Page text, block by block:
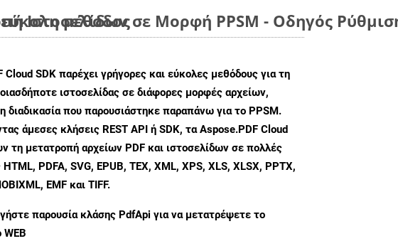
μέθοδος
Ιστοσελίδων σε Μορφή PPSM - Οδηγός
Cloud SDK παρέχει γρήγορες και εύκολες μεθόδους για τη
ιστοσελίδας σε διάφορες μορφές αρχείων,
διαδικασία που παρουσιάστηκε παραπάνω για το PPSM.
άμεσες κλήσεις REST API ή SDK, τα Aspose.PDF Cloud
τη μετατροπή αρχείων PDF και ιστοσελίδων σε πολλές
PDFA, SVG, EPUB, TEX, XML, XPS, XLS, XLSX, PPTX,
EMF και TIFF.
παρουσία κλάσης PdfApi για να μετατρέψετε το